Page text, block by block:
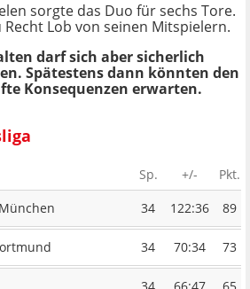
sorgte das Duo für sechs Tore.
Recht Lob von seinen Mitspielern.
darf sich aber sicherlich
Spätestens dann könnten den
Konsequenzen erwarten.
Sp. +/-
Pkt.
34 122:36 89
34 70:34 73